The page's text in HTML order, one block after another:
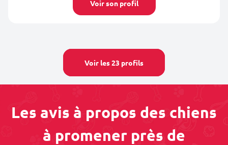
Voir son profil
Voir les 23 profils
Les avis à propos des chiens
à promener près de